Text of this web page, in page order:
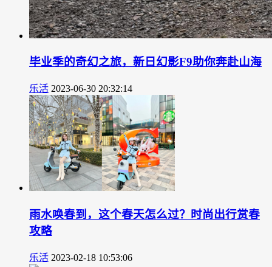
毕业季的奇幻之旅，新日幻影F9助你奔赴山海
乐活 2023-06-30 20:32:14
雨水唤春到，这个春天怎么过？时尚出行赏春
攻略
乐活 2023-02-18 10:53:06